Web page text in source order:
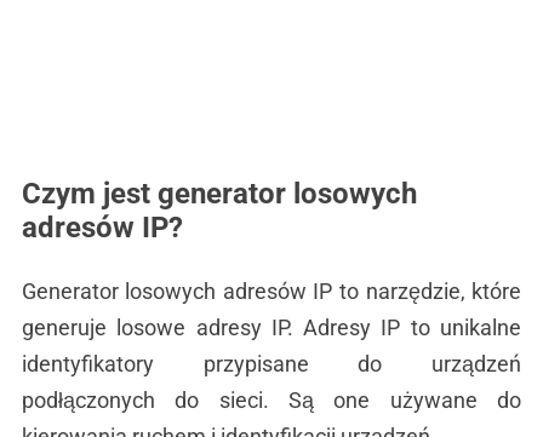
Czym jest generator losowych
adresów IP?
Generator losowych adresów IP to narzędzie, które
generuje losowe adresy IP. Adresy IP to unikalne
identyfikatory przypisane do urządzeń
podłączonych do sieci. Są one używane do